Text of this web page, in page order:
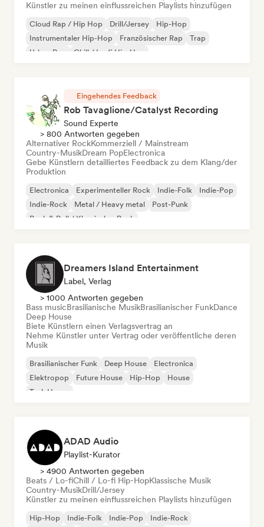
Künstler zu meinen einflussreichen Playlists hinzufügen
Cloud Rap / Hip Hop Drill/Jersey
Hip-Hop
Instrumentaler Hip-Hop
Französischer Rap
Trap
Urban Pop
Chill / Lo-fi Hip-Hop
Eingehendes Feedback
Rob Tavaglione/Catalyst Recording
Sound Experte
> 800 Antworten gegeben
Alternativer RockKommerziell / Mainstream
Country-MusikDream PopElectronica
Gebe Künstlern detailliertes Feedback zu dem Klang/der
Produktion
Electronica Experimenteller Rock Indie-Folk
Indie-Pop
Indie-Rock
Metal / Heavy metal
Post-Punk
Rock & Roll / Klassischer Rock
Dreamers Island Entertainment
Label, Verlag
> 1000 Antworten gegeben
Bass musicBrasilianische MusikBrasilianischer FunkDance
Deep House
Biete Künstlern einen Verlagsvertrag an
Nehme Künstler unter Vertrag oder veröffentliche deren
Musik
Brasilianischer Funk Deep House
Electronica
Elektropop
Future House Hip-Hop
House
Tech House
ADAD Audio
Playlist-Kurator
> 4900 Antworten gegeben
Beats / Lo-fiChill / Lo-fi Hip-HopKlassische Musik
Country-MusikDrill/Jersey
Künstler zu meinen einflussreichen Playlists hinzufügen
Hip-Hop Indie-Folk Indie-Pop
Indie-Rock